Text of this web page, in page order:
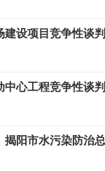
设项目竞争性谈
心工程竞争性谈
阳市水污染防治